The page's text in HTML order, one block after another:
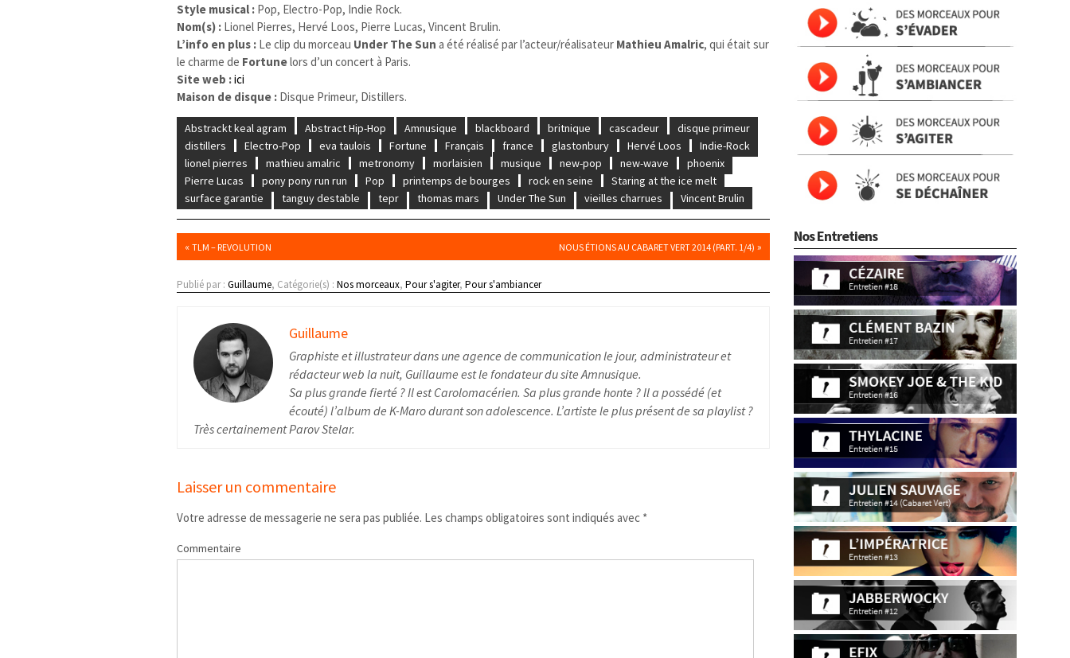
Style musical : Pop, Electro-Pop, Indie Rock.
Nom(s) : Lionel Pierres, Hervé Loos, Pierre Lucas, Vincent Brulin.
L’info en plus : Le clip du morceau Under The Sun a été réalisé par l’acteur/réalisateur Mathieu Amalric, qui était sur
le charme de Fortunelors d’un concert à Paris.
Site web :ici
Maison de disque : Disque Primeur, Distillers.
Abstrackt keal agram Abstract Hip-Hop Amnusique blackboard britnique cascadeur
disque primeur
distillers
Electro-Pop eva taulois Fortune Français france glastonbury Hervé Loos
Indie-Rock
lionel pierres
mathieu amalric metronomy morlaisien musique new-pop new-wave
phoenix
Pierre Lucas
pony pony run run Pop printemps de bourges rock en seine
Staring at the ice melt
surface garantie
tanguy destable tepr thomas mars Under The Sun vieilles charrues Vincent Brulin
«TLM – REVOLUTION NOUS ÉTIONS AU CABARET VERT 2014 (PART. 1/4) »
Publié par :Guillaume, Catégorie(s) :Nos morceaux,Pour s'agiter,Pour s'ambiancer
Guillaume
Graphiste et illustrateur dans une agence de communication le jour, administrateur et
rédacteur web la nuit, Guillaume est le fondateur du site Amnusique.
Sa plus grande fierté ? Il est Carolomacérien. Sa plus grande honte ? Il a possédé (et
écouté) l’album de K-Maro durant son adolescence. L’artiste le plus présent de sa playlist ?
Très certainement Parov Stelar.
Laisser un commentaire
Votre adresse de messagerie ne sera pas publiée. Les champs obligatoires sont indiqués avec *
Commentaire
Nos Entretiens